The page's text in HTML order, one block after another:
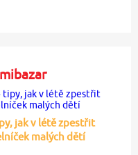
jak v létě zpestřit
malých dětí